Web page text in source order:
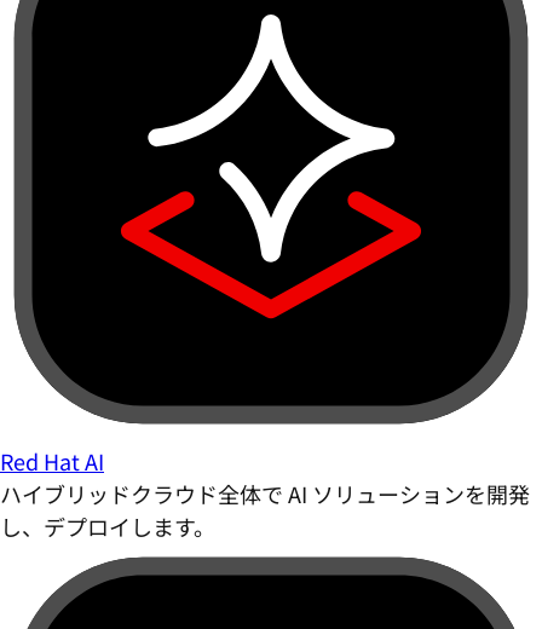
Red Hat AI
ハイブリッドクラウド全体で AI ソリューションを開発
し、デプロイします。